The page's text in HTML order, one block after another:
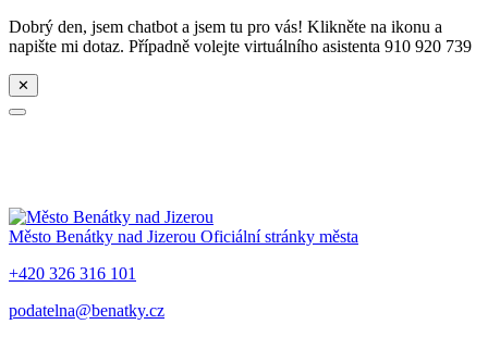
Dobrý den, jsem chatbot a jsem tu pro vás! Klikněte na ikonu a
napište mi dotaz. Případně volejte virtuálního asistenta 910 920 739
✕
Město Benátky nad Jizerou Oficiální stránky města
+420 326 316 101
podatelna@benatky.cz